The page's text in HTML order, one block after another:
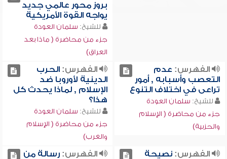
بروز محور عالمي جديد
يواجه القوة الأمريكية
للشيخ: سلمان العودة
جزء من محاضرة ( ماذا بعد
العراق)
الفهرس: عدم
التعصب وأسبابه , أمور
تراعى في اختلاف التنوع
للشيخ: سلمان العودة
جزء من محاضرة ( الإسلام
والحزبية)
الفهرس:الحرب
الدينية لأوروبا ضد
الإسلام , لماذا يحدث كل
هذا؟
للشيخ: سلمان العودة
جزء من محاضرة ( الإسلام
والغرب)
الفهرس:نصيحة
الفهرس:رسالة من